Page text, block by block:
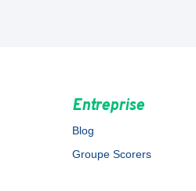
Entreprise
Blog
Groupe Scorers